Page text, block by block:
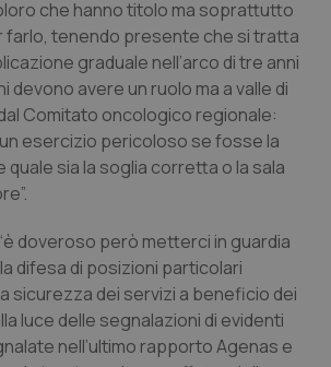
& Rettocolite Ulcerosa
& patologie neurodegenerative
che hanno titolo ma soprattutto
tenendo presente che si tratta
graduale nell’arco di tre anni
devono avere un ruolo ma a valle di
Comitato oncologico regionale:
esercizio pericoloso se fosse la
quale sia la soglia corretta o la sala
doveroso però metterci in guardia
difesa di posizioni particolari
sicurezza dei servizi a beneficio dei
luce delle segnalazioni di evidenti
nell’ultimo rapporto Agenas e